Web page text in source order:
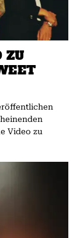
ZU
Video zu